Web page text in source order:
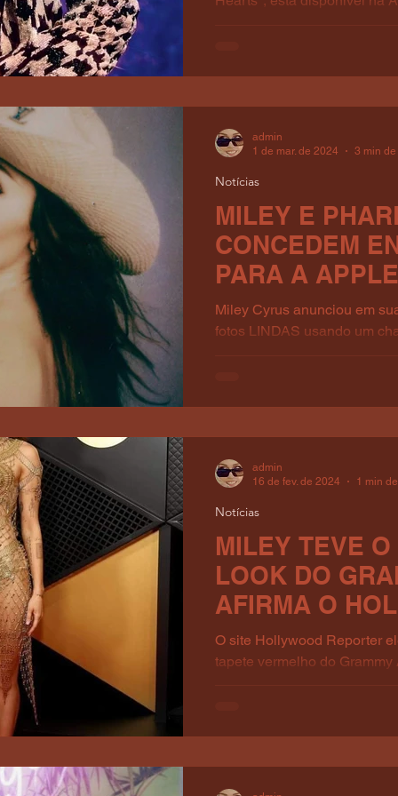
MILEY E
CONCEDEM
PARA A
Miley Cyrus anunciou em
fotos LINDAS usando um
Notícias
admin
1 de mar. de 2024
3 min
MILEY TEVE
LOOK DO
AFIRMA O
REPORTER
O site Hollywood Reporter
tapete vermelho do
Notícias
admin
16 de fev. de 2024
1 min